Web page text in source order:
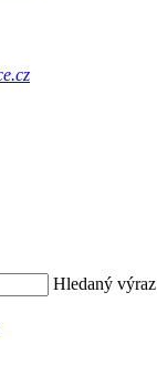
Hledaný výraz